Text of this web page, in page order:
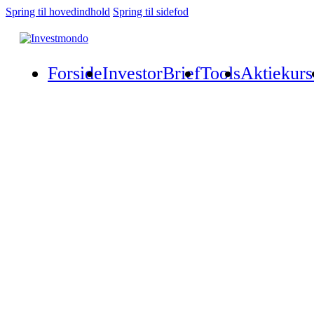
Spring til hovedindhold Spring til sidefod
ForsideInvestorBriefTools